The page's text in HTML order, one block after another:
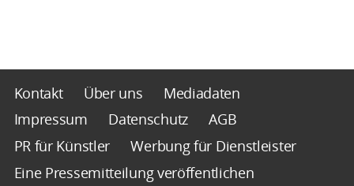
Kontakt Über uns
Mediadaten
Impressum
Datenschutz
AGB
PR für Künstler
Werbung für Dienstleister
Eine Pressemitteilung veröffentlichen